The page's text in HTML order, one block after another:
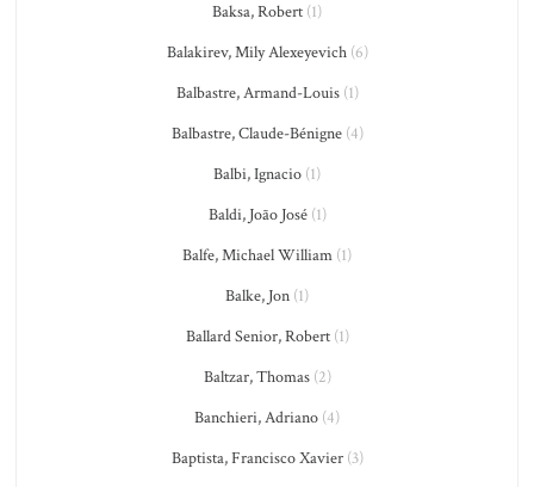
Baksa, Robert (1)
Balakirev, Mily Alexeyevich(6)
Balbastre, Armand-Louis(1)
Balbastre, Claude-Bénigne(4)
Balbi, Ignacio (1)
Baldi, João José(1)
Balfe, Michael William (1)
Balke, Jon (1)
Ballard Senior, Robert(1)
Baltzar, Thomas(2)
Banchieri, Adriano (4)
Baptista, Francisco Xavier(3)